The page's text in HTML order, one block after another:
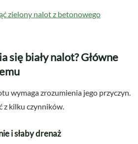
zielony nalot z betonowego
się biały nalot? Główne
wymaga zrozumienia jego przyczyn.
z kilku czynników.
i słaby drenaż